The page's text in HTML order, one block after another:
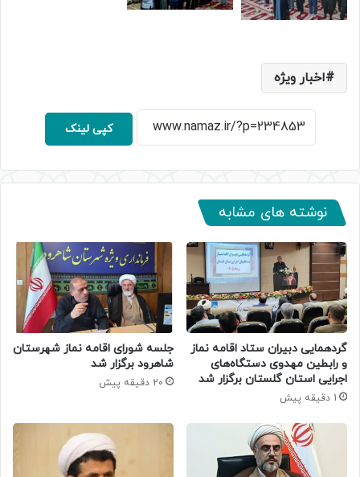
اخبار ویژه
کپی لینک
نوشته های مشابه
گردهمایی دبیران ستاد اقامه نماز
و رابطین مهدوی دستگاه‌های
اجرایی استان گلستان برگزار شد
1 دقیقه پیش
جلسه شورای اقامه نماز شهرستان
شاهرود برگزار شد
20 دقیقه پیش